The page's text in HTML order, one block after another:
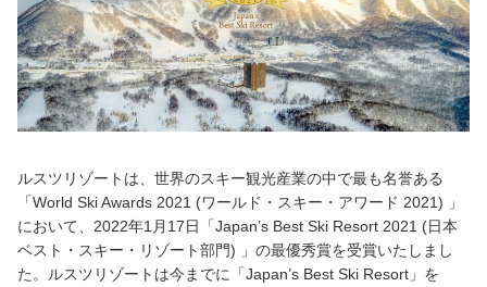
ルスツリゾートは、世界のスキー観光産業の中で最も名誉ある
「World Ski Awards 2021 (ワールド・スキー・アワード 2021)
」
において、 2022年1月 17日 「Japan’s Best Ski Resort 2021 (日本
ベスト・スキー・リゾート部門) 」の最優秀賞を受賞いたし まし
た。ルスツリゾートは今までに「Japan’s Best Ski Resort 」を